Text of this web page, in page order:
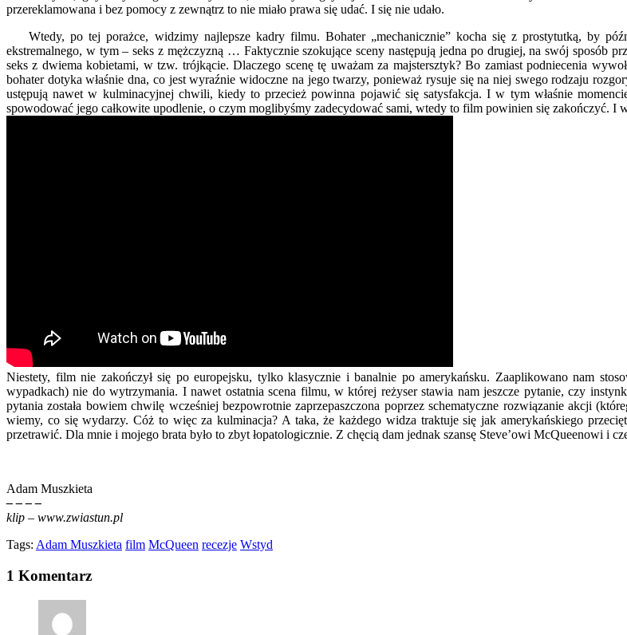
przereklamowana i bez pomocy z zewnątrz to nie miało prawa się udać. I się nie udało.
Wtedy, po tej porażce, widzimy najlepsze kadry filmu. Bohater „mechanicznie” kocha się z prostytutką, by
ekstremalnego, w tym – seks z mężczyzną … Faktycznie szokujące sceny następują jedna po drugiej, na swój sposób
seks z dwiema kobietami, w tzw. trójkącie. Dlaczego scenę tę uważam za majstersztyk? Bo zamiast podniecenia
bohater dotyka właśnie dna, co jest wyraźnie widoczne na jego twarzy, ponieważ rysuje się na niej swego rodzaju
ustępują nawet w kulminacyjnej chwili, kiedy to przecież powinna pojawić się satysfakcja. I w tym właśnie
spowodować jego całkowite upodlenie, o czym moglibyśmy zadecydować sami, wtedy to film powinien się zakończyć.
Niestety, film nie zakończył się po europejsku, tylko klasycznie i banalnie po amerykańsku. Zaaplikowano nam
wypadkach) nie do wytrzymania. I nawet ostatnia scena filmu, w której reżyser stawia nam jeszcze pytanie, czy
pytania została bowiem chwilę wcześniej bezpowrotnie zaprzepaszczona poprzez schematyczne rozwiązanie akcji
wiemy, co się wydarzy. Cóż to więc za kulminacja? A taka, że każdego widza traktuje się jak amerykańskiego
przetrawić. Dla mnie i mojego brata było to zbyt łopatologicznie. Z chęcią dam jednak szansę Steve’owi McQueenowi i
Adam Muszkieta
– – – –
klip – www.zwiastun.pl
Tags: Adam Muszkieta film McQueen recezje Wstyd
1 Komentarz